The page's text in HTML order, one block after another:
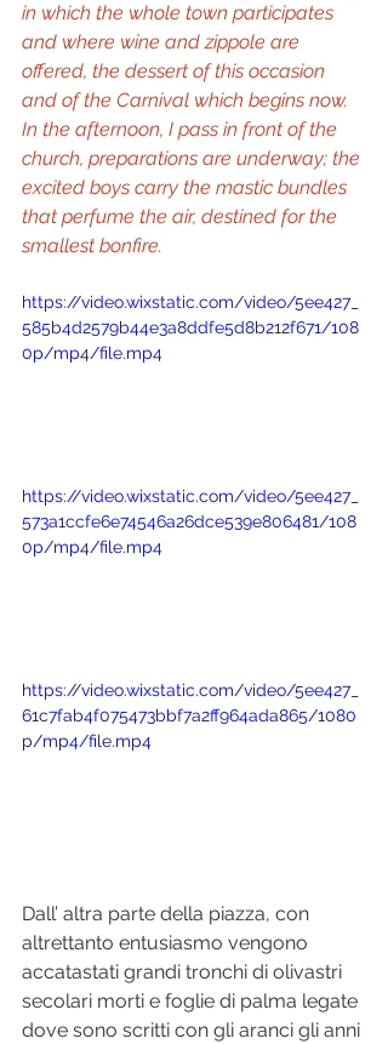
in which the whole town participates
and where wine and zippole are
offered, the dessert of this occasion
and of the Carnival which begins now.
In the afternoon, I pass in front of the
church, preparations are underway; the
excited boys carry the mastic bundles
that perfume the air, destined for the
smallest bonfire.
https://video.wixstatic.com/video/5ee427_
585b4d2579b44e3a8ddfe5d8b212f671/108
0p/mp4/file.mp4
https://video.wixstatic.com/video/5ee427_
573a1ccfe6e74546a26dce539e806481/108
0p/mp4/file.mp4
https://video.wixstatic.com/video/5ee427_
61c7fab4f075473bbf7a2ff964ada865/1080
p/mp4/file.mp4
Dall’ altra parte della piazza, con
altrettanto entusiasmo vengono
accatastati grandi tronchi di olivastri
secolari morti e foglie di palma legate
dove sono scritti con gli aranci gli anni